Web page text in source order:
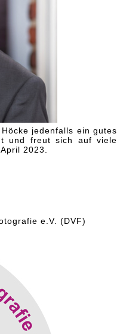
jedenfalls ein gutes
und freut sich auf viele
2023.
e.V. (DVF)